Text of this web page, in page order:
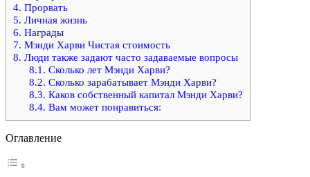
4. Прорвать
5. Личная жизнь
6. Награды
7. Мэнди Харви Чистая стоимость
8. Люди также задают часто задаваемые вопросы
8.1. Сколько лет Мэнди Харви?
8.2. Сколько зарабатывает Мэнди Харви?
8.3. Каков собственный капитал Мэнди Харви?
8.4. Вам может понравиться:
Оглавление